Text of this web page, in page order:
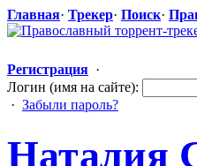
Главная· Трекер· Поиск·
Регистрация ·
Логин (имя на сайте):
· Забыли пароль?
Наталия